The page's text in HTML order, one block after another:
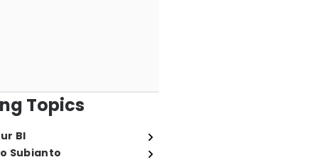
Topics
BI
Subianto